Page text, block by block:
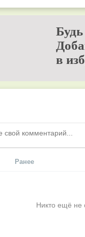
в
Ранее
Никто ещё не